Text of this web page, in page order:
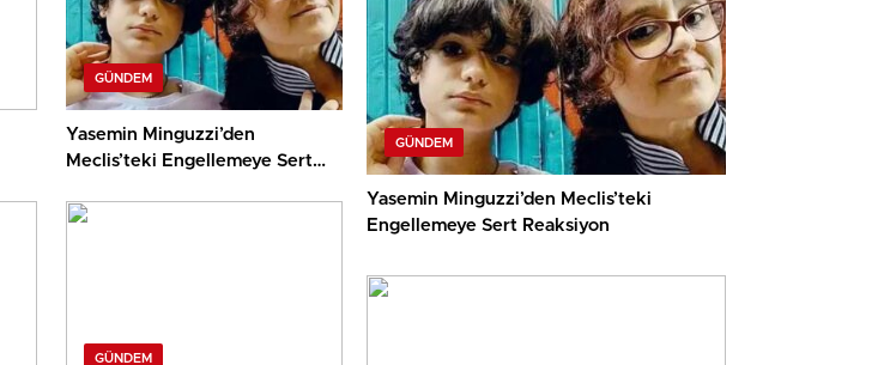
GÜNDEM
Yasemin Minguzzi’den
Meclis’teki Engellemeye Sert
GÜNDEM
GÜNDEM
Yasemin Minguzzi’den Meclis’teki
Engellemeye Sert Reaksiyon